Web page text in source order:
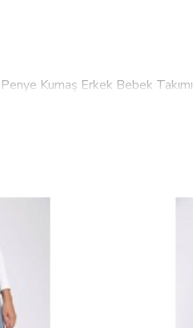
Kumaş Erkek Bebek Takımı